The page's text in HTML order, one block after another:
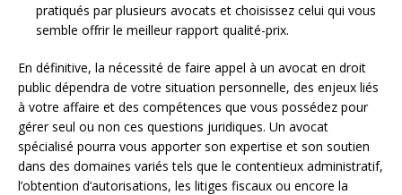
pratiqués par plusieurs avocats et choisissez celui qui vous
semble offrir le meilleur rapport qualité-prix.
En définitive, la nécessité de faire appel à un avocat en droit
public dépendra de votre situation personnelle, des enjeux liés
à votre affaire et des compétences que vous possédez pour
gérer seul ou non ces questions juridiques. Un avocat
spécialisé pourra vous apporter son expertise et son soutien
dans des domaines variés tels que le contentieux administratif,
l’obtention d’autorisations, les litiges fiscaux ou encore la